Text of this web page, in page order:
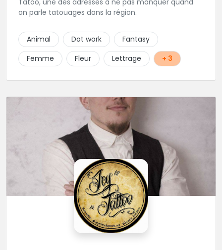
Tatoo, une des adresses à ne pas manquer quand
on parle tatouages dans la région.
Animal Dot work
Fantasy
Femme
Fleur Lettrage + 3